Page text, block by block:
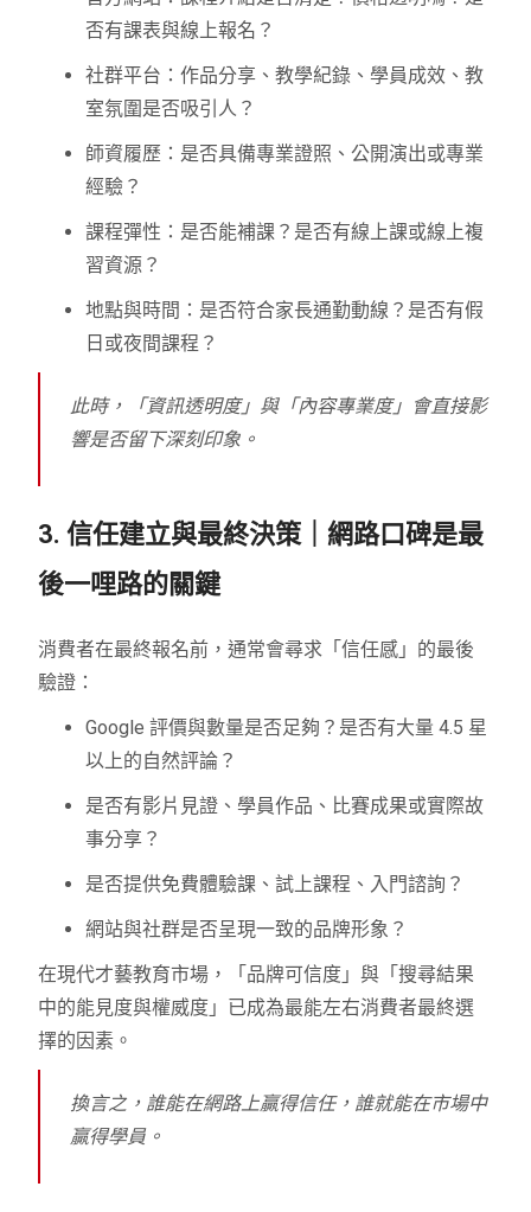
否有課表與線上報名？
社群平台：作品分享、教學紀錄、學員成效、教
室氛圍是否吸引人？
師資履歷：是否具備專業證照、公開演出或專業
經驗？
課程彈性：是否能補課？是否有線上課或線上複
習資源？
地點與時間：是否符合家長通勤動線？是否有假
日或夜間課程？
此時，「資訊透明度」與「內容專業度」會直接影
響是否留下深刻印象。
3. 信任建立與最終決策｜網路口碑是最
後一哩路的關鍵
消費者在最終報名前，通常會尋求「信任感」的最後
驗證：
Google 評價與數量是否足夠？是否有大量 4.5 星
以上的自然評論？
是否有影片見證、學員作品、比賽成果或實際故
事分享？
是否提供免費體驗課、試上課程、入門諮詢？
網站與社群是否呈現一致的品牌形象？
在現代才藝教育市場，「品牌可信度」與「搜尋結果
中的能見度與權威度」已成為最能左右消費者最終選
擇的因素。
換言之，誰能在網路上贏得信任，誰就能在市場中
贏得學員。